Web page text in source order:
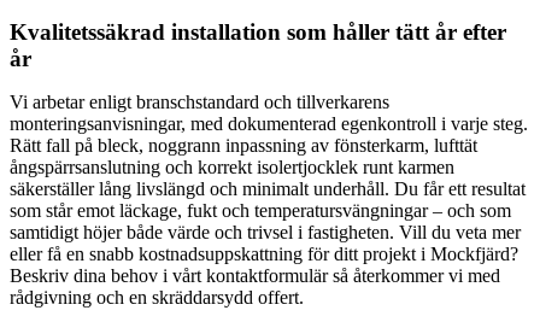
Kvalitetssäkrad installation som håller tätt år efter
år
Vi arbetar enligt branschstandard och tillverkarens
monteringsanvisningar, med dokumenterad egenkontroll i varje steg.
Rätt fall på bleck, noggrann inpassning av fönsterkarm, lufttät
ångspärrsanslutning och korrekt isolertjocklek runt karmen
säkerställer lång livslängd och minimalt underhåll. Du får ett resultat
som står emot läckage, fukt och temperatursvängningar – och som
samtidigt höjer både värde och trivsel i fastigheten. Vill du veta mer
eller få en snabb kostnadsuppskattning för ditt projekt i Mockfjärd?
Beskriv dina behov i vårt kontaktformulär så återkommer vi med
rådgivning och en skräddarsydd offert.